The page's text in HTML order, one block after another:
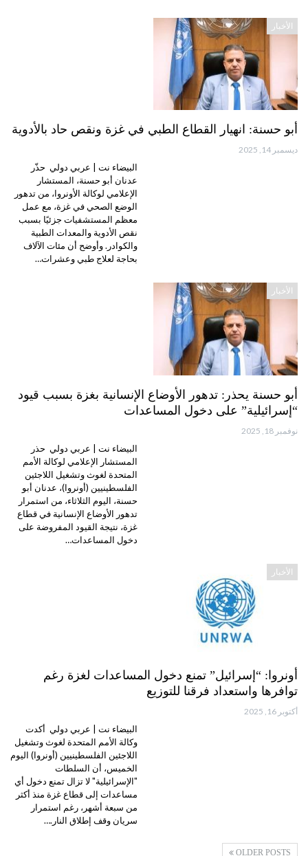
الأخبار
أبو حسنة: انهيار القطاع الطبي في غزة ونقص حاد بالأدوية
ديسمبر 14, 2025
البيضاء نت | عربي دولي حذّر
عدنان أبو حسنة، المستشار
الإعلامي لوكالة الأونروا، من تدهور
الوضع الصحي في غزة، مع عمل
معظم المستشفيات جزئيًا بسبب
نقص الأدوية والمعدات الطبية
والكوادر. وأوضح أن مئات الآلاف
بحاجة لعلاج طبي وعشرات…
الأخبار
أبو حسنة يحذر: تدهور الأوضاع الإنسانية بغزة بسبب قيود
“إسرائيلية” على دخول المساعدات
نوفمبر 18, 2025
البيضاء نت | عربي دولي حذر
المستشار الإعلامي لوكالة الأمم
المتحدة لغوث وتشغيل اللاجئين
الفلسطينيين (أونروا)، عدنان أبو
حسنة، اليوم الثلاثاء، من استمرار
تدهور الأوضاع الإنسانية في قطاع
غزة، نتيجة القيود المفروضة على
دخول المساعدات…
الأخبار
أونروا: “إسرائيل” تمنع دخول المساعدات لغزة رغم
توافرها واستعداد فرقنا للتوزيع
أكتوبر 16, 2025
البيضاء نت | عربي دولي أكدت
وكالة الأمم المتحدة لغوث وتشغيل
اللاجئين الفلسطينيين (أونروا) اليوم
الخميس، أن السلطات
"الإسرائيلية" لا تزال تمنع دخول أي
مساعدات إلى قطاع غزة منذ أكثر
من سبعة أشهر، رغم استمرار
سريان وقف إطلاق النار.…
OLDER POSTS